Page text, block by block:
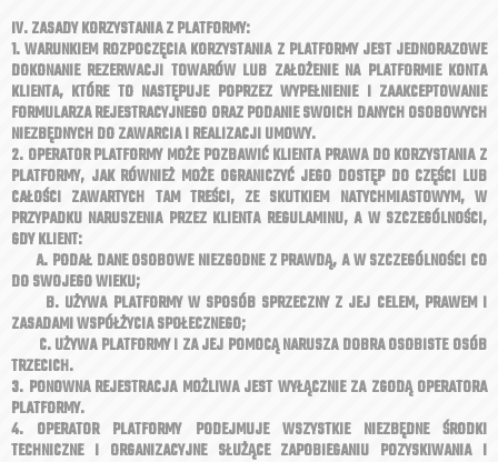
IV. ZASADY KORZYSTANIA Z PLATFORMY:
1. WARUNKIEM ROZPOCZĘCIA KORZYSTANIA Z PLATFORMY JEST JEDNORAZOWE
DOKONANIE REZERWACJI TOWARÓW LUB ZAŁOŻENIE NA PLATFORMIE KONTA
KLIENTA, KTÓRE TO NASTĘPUJE POPRZEZ WYPEŁNIENIE I ZAAKCEPTOWANIE
FORMULARZA REJESTRACYJNEGO ORAZ PODANIE SWOICH DANYCH OSOBOWYCH
NIEZBĘDNYCH DO ZAWARCIA I REALIZACJI UMOWY.
2. OPERATOR PLATFORMY MOŻE POZBAWIĆ KLIENTA PRAWA DO KORZYSTANIA Z
PLATFORMY, JAK RÓWNIEŻ MOŻE OGRANICZYĆ JEGO DOSTĘP DO CZĘŚCI LUB
CAŁOŚCI ZAWARTYCH TAM TREŚCI, ZE SKUTKIEM NATYCHMIASTOWYM, W
PRZYPADKU NARUSZENIA PRZEZ KLIENTA REGULAMINU, A W SZCZEGÓLNOŚCI,
GDY KLIENT:
A. PODAŁ DANE OSOBOWE NIEZGODNE Z PRAWDĄ, A W SZCZEGÓLNOŚCI CO
DO SWOJEGO WIEKU;
B. UŻYWA PLATFORMY W SPOSÓB SPRZECZNY Z JEJ CELEM, PRAWEM I
ZASADAMI WSPÓŁŻYCIA SPOŁECZNEGO;
C. UŻYWA PLATFORMY I ZA JEJ POMOCĄ NARUSZA DOBRA OSOBISTE OSÓB
TRZECICH.
3. PONOWNA REJESTRACJA MOŻLIWA JEST WYŁĄCZNIE ZA ZGODĄ OPERATORA
PLATFORMY.
4. OPERATOR PLATFORMY PODEJMUJE WSZYSTKIE NIEZBĘDNE ŚRODKI
TECHNICZNE I ORGANIZACYJNE SŁUŻĄCE ZAPOBIEGANIU POZYSKIWANIA I